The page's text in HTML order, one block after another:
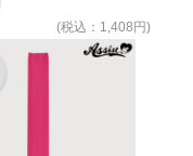
(税込：1,408円)